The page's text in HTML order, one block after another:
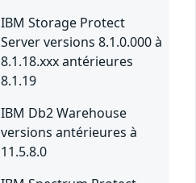
IBM Storage Protect
Server versions 8.1.0.000 à
8.1.18.xxx antérieures
8.1.19
IBM Db2 Warehouse
versions antérieures à
11.5.8.0